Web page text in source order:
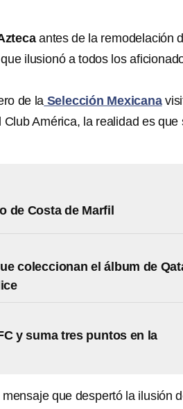
antes de la remodelación
ilusionó a todos los
de la Selección Mexicana
América, la realidad es que
de Costa de Marfil
coleccionan el álbum de
y suma tres puntos en la
que despertó la ilusión